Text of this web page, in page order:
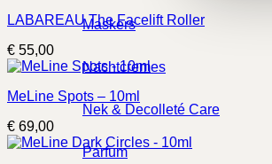
Maskers
Nachtcremes
Nek & Decolleté Care
Parfum
LABAREAU The Facelift Roller
€ 55,00
MeLine Spots – 10ml
€ 69,00